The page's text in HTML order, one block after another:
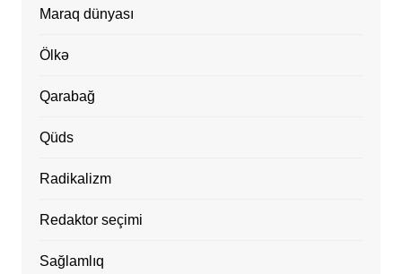
Maraq dünyası
Ölkə
Qarabağ
Qüds
Radikalizm
Redaktor seçimi
Sağlamlıq